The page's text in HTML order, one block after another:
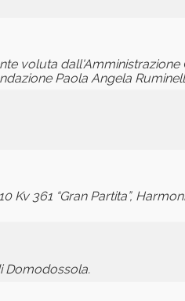
voluta dall'Amministrazione
Paola Angela
Kv 361 “Gran Partita”,
Domodossola.